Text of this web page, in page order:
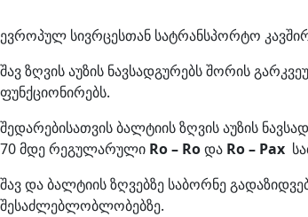
ევროპულ სივრცესთან სატრანსპორტო
შავ ზღვის აუზის ნავსადგურებს შორის
ფუნქციონირებს.
შედარებისათვის ბალტიის ზღვის აუზის
70 მდე რეგულარული Ro – Roდა Ro – Pax
შავ და ბალტიის ზღვებზე საბორნე
შესაძლებლობლობებზე.